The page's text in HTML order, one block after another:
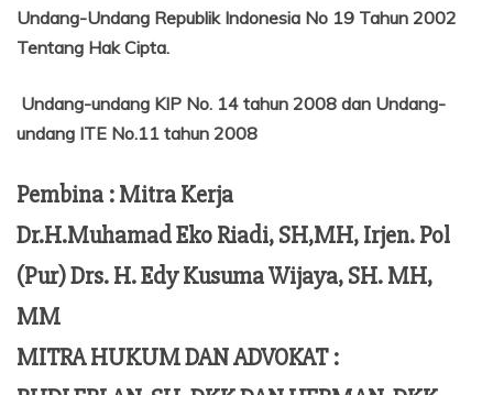
Undang-Undang Republik Indonesia No 19 Tahun 2002
Tentang Hak Cipta.
Undang-undang KIP No. 14 tahun 2008 dan Undang-
undang ITE No.11 tahun 2008
Pembina : Mitra Kerja
Dr.H.Muhamad Eko Riadi, SH,MH, Irjen. Pol
(Pur) Drs. H. Edy Kusuma Wijaya, SH. MH,
MM
MITRA HUKUM DAN ADVOKAT :